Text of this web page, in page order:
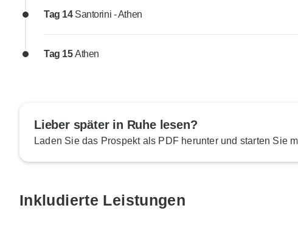
Tag 14 Santorini - Athen
Tag 15Athen
Lieber später in Ruhe lesen?
Laden Sie das Prospekt als PDF herunter und starten Sie
Inkludierte Leistungen